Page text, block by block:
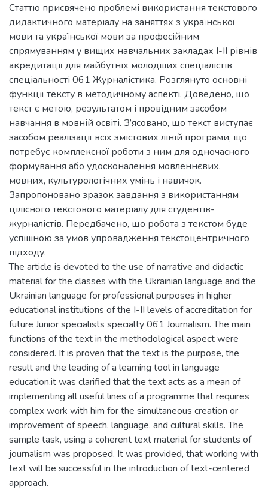
Статтю присвячено проблемі використання текстового
дидактичного матеріалу на заняттях з української
мови та української мови за професійним
спрямуванням у вищих навчальних закладах І-ІІ рівнів
акредитації для майбутніх молодших спеціалістів
спеціальності 061 Журналістика. Розглянуто основні
функції тексту в методичному аспекті. Доведено, що
текст є метою, результатом і провідним засобом
навчання в мовній освіті. З’ясовано, що текст виступає
засобом реалізації всіх змістових ліній програми, що
потребує комплексної роботи з ним для одночасного
формування або удосконалення мовленнєвих,
мовних, культурологічних умінь і навичок.
Запропоновано зразок завдання з використанням
цілісного текстового матеріалу для студентів-
журналістів. Передбачено, що робота з текстом буде
успішною за умов упровадження текстоцентричного
підходу.
The article is devoted to the use of narrative and didactic
material for the classes with the Ukrainian language and the
Ukrainian language for professional purposes in higher
educational institutions of the I-II levels of accreditation for
future Junior specialists specialty 061 Journalism. The main
functions of the text in the methodological aspect were
considered. It is proven that the text is the purpose, the
result and the leading of a learning tool in language
education.it was clarified that the text acts as a mean of
implementing all useful lines of a programme that requires
complex work with him for the simultaneous creation or
improvement of speech, language, and cultural skills. The
sample task, using a coherent text material for students of
journalism was proposed. It was provided, that working with
text will be successful in the introduction of text-centered
approach.